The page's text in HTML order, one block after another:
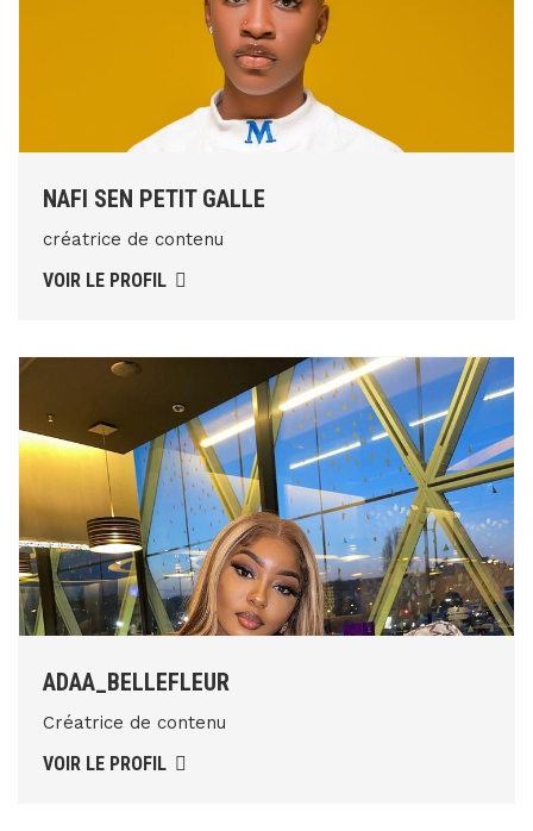
NAFI SEN PETIT GALLE
créatrice de contenu
VOIR LE PROFIL
ADAA_BELLEFLEUR
Créatrice de contenu
VOIR LE PROFIL